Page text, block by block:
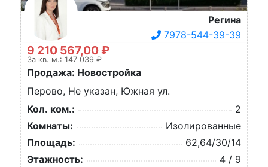
Регина
7978-544-39-39
9 210 567,00 ₽
За кв. м.: 147 039 ₽
Продажа: Новостройка
Перово, Не указан, Южная ул.
Кол. ком.:
2
Комнаты:
Изолированные
Площадь:
62,64/30/14
Этажность:
4 / 9